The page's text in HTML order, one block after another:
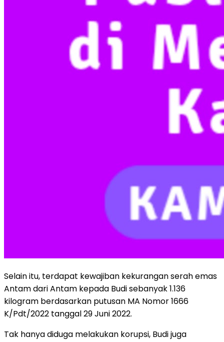
Selain itu, terdapat kewajiban kekurangan serah emas
Antam dari Antam kepada Budi sebanyak 1.136
kilogram berdasarkan putusan MA Nomor 1666
K/Pdt/2022 tanggal 29 Juni 2022.
Tak hanya diduga melakukan korupsi, Budi juga